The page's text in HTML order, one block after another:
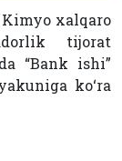
xalqaro
tijorat
“Bank ishi”
ko‘ra